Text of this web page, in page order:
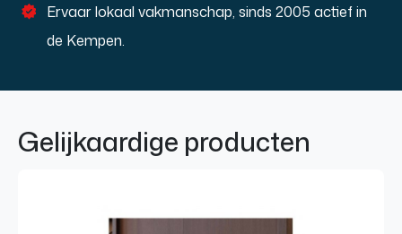
Ervaar lokaal vakmanschap, sinds 2005 actief in
de Kempen.
Gelijkaardige producten